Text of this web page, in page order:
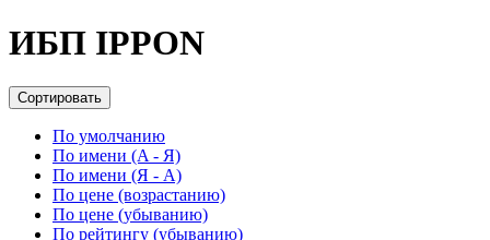
ИБП IPPON
Сортировать
По умолчанию
По имени (A - Я)
По имени (Я - A)
По цене (возрастанию)
По цене (убыванию)
По рейтингу (убыванию)